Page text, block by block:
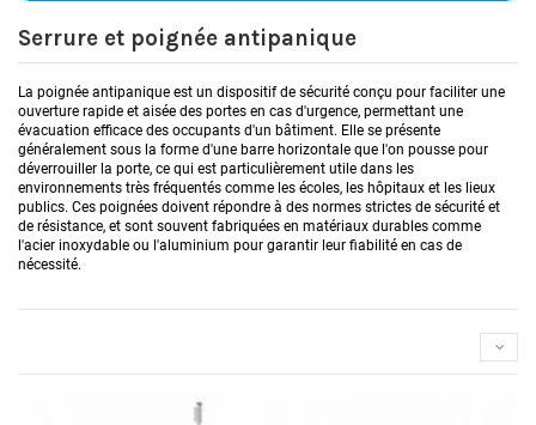
Serrure et poignée antipanique
La poignée antipanique est un dispositif de sécurité conçu pour faciliter une
ouverture rapide et aisée des portes en cas d'urgence, permettant une
évacuation efficace des occupants d'un bâtiment. Elle se présente
généralement sous la forme d'une barre horizontale que l'on pousse pour
déverrouiller la porte, ce qui est particulièrement utile dans les
environnements très fréquentés comme les écoles, les hôpitaux et les lieux
publics. Ces poignées doivent répondre à des normes strictes de sécurité et
de résistance, et sont souvent fabriquées en matériaux durables comme
l'acier inoxydable ou l'aluminium pour garantir leur fiabilité en cas de
nécessité.